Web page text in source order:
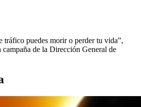
tráfico puedes morir o perder tu vida”,
campaña de la Dirección General de